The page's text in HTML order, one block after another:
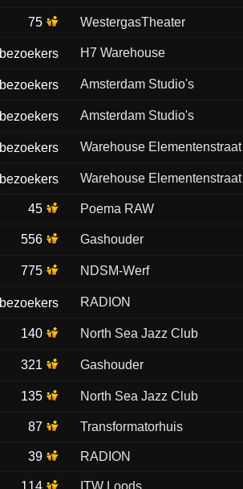
75 WestergasTheater
H7 Warehouse
Amsterdam Studio's
Amsterdam Studio's
Warehouse Elementenstraat
Warehouse Elementenstraat
45 Poema RAW
556 Gashouder
775 NDSM-Werf
RADION
140 North Sea Jazz Club
321 Gashouder
135 North Sea Jazz Club
87 Transformatorhuis
39 RADION